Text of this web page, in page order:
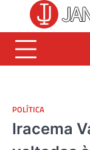
content
POLÍTICA
Iracema